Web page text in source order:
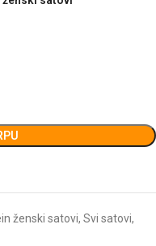
ženski satovi, Svi satovi,